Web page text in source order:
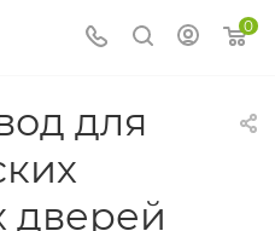
0
для
дверей